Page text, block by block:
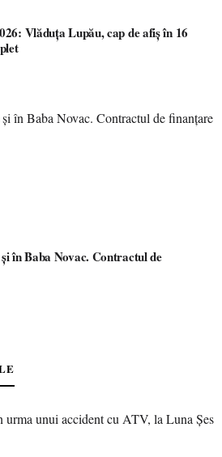
Vlăduța Lupău, cap de afiș în 16
în Baba Novac. Contractul de